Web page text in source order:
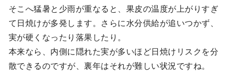
そこへ猛暑と少雨が重なると、果皮の温度が上がりすぎ
て日焼けが多発します。さらに水分供給が追いつかず、
実が硬くなったり落果したり。
本来なら、内側に隠れた実が多いほど日焼けリスクを分
散できるのですが、裏年はそれが難しい状況ですね。